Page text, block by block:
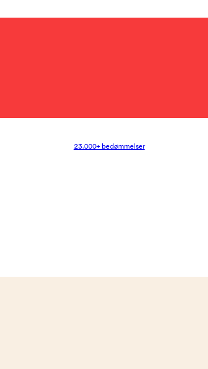
23.000+ bedømmelser